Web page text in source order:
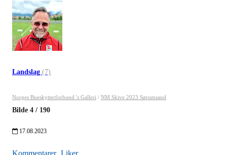
Landslag (7)
Norges Bueskytterforbund 's Galleri / NM Skive 2023 Sørumsand
Bilde 4 / 190
17.08.2023
Kommentarer Liker